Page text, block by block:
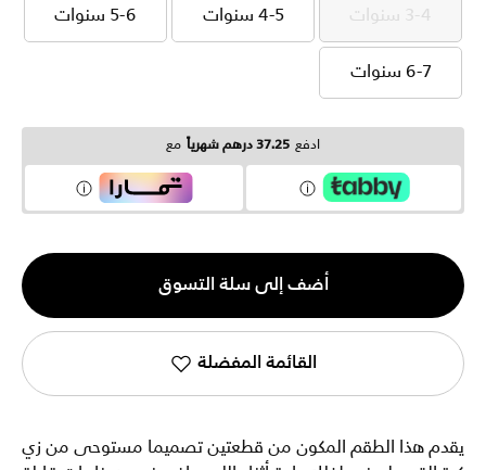
3-4 سنوات 3-4 سنوات 4-5 سنوات 4-5 سنوات 5-6 سنوات 5-6 سنوات
6-7 سنوات 6-7 سنوات
ادفع 37.25 درهم شهرياً مع
الكمية
1
أضف إلى سلة التسوق
القائمة المفضلة
يقدم هذا الطقم المكون من قطعتين تصميما مستوحى من زي